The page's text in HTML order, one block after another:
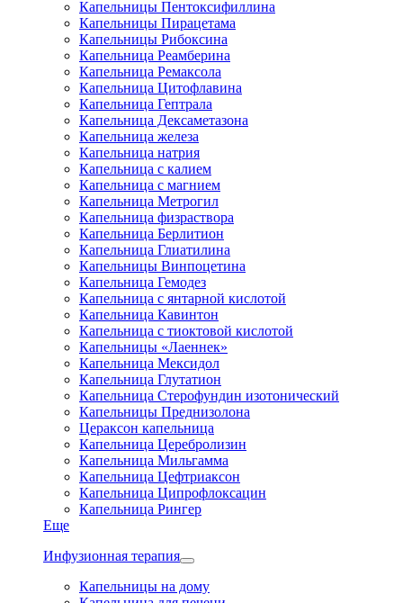
Капельницы Пентоксифиллина
Капельницы Пирацетама
Капельницы Рибоксина
Капельница Реамберина
Капельница Ремаксола
Капельница Цитофлавина
Капельница Гептрала
Капельница Дексаметазона
Капельница железа
Капельница натрия
Капельница с калием
Капельница с магнием
Капельница Метрогил
Капельница физраствора
Капельница Берлитион
Капельница Глиатилина
Капельницы Винпоцетина
Капельница Гемодез
Капельница с янтарной кислотой
Капельница Кавинтон
Капельница с тиоктовой кислотой
Капельницы «Лаеннек»
Капельница Мексидол
Капельница Глутатион
Капельница Стерофундин изотонический
Капельницы Преднизолона
Цераксон капельница
Капельница Церебролизин
Капельница Мильгамма
Капельница Цефтриаксон
Капельница Ципрофлоксацин
Капельница Рингер
Еще
Инфузионная терапия
Капельницы на дому